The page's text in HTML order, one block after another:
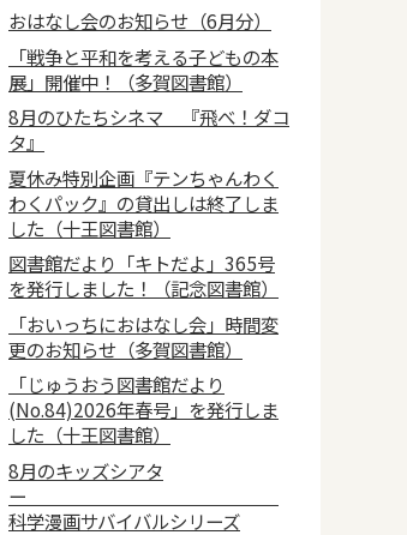
おはなし会のお知らせ（6月分）
「戦争と平和を考える子どもの本
展」開催中！（多賀図書館）
8月のひたちシネマ 『飛べ！ダコ
タ』
夏休み特別企画『テンちゃんわく
わくパック』の貸出しは終了しま
した（十王図書館）
図書館だより「キトだよ」365号
を発行しました！（記念図書館）
「おいっちにおはなし会」時間変
更のお知らせ（多賀図書館）
「じゅうおう図書館だより
(No.84)2026年春号」を発行しま
した（十王図書館）
8月のキッズシアタ
ー
科学漫画サバイバルシリーズ